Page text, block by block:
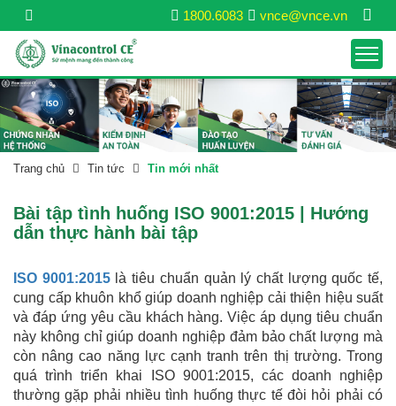
vnce@vnce.vn
1800.6083
Trang chủ Tin tức Tin mới nhất
Bài tập tình huống ISO 9001:2015 | Hướng
dẫn thực hành bài tập
ISO 9001:2015là tiêu chuẩn quản lý chất lượng quốc tế,
cung cấp khuôn khổ giúp doanh nghiệp cải thiện hiệu suất
và đáp ứng yêu cầu khách hàng. Việc áp dụng tiêu chuẩn
này không chỉ giúp doanh nghiệp đảm bảo chất lượng mà
còn nâng cao năng lực cạnh tranh trên thị trường. Trong
quá trình triển khai ISO 9001:2015, các doanh nghiệp
thường gặp phải nhiều tình huống thực tế đòi hỏi phải có